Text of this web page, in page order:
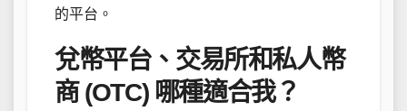
的平台。
兌幣平台、交易所和私人幣
商 (OTC) 哪種適合我？